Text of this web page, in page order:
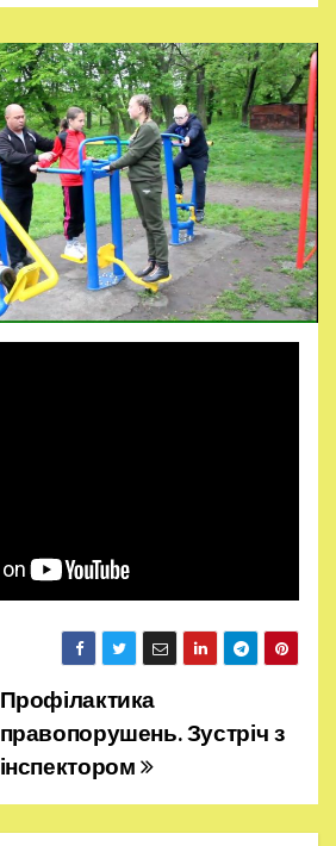
Профілактика
правопорушень. Зустріч з
інспектором